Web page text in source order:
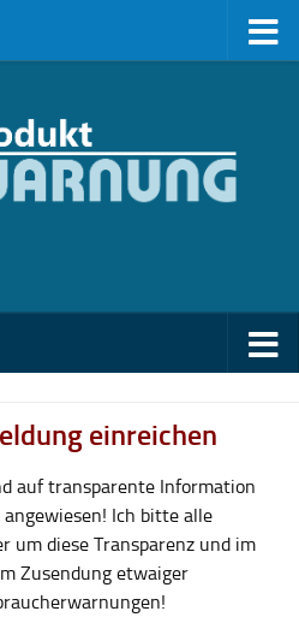
einreichen
auf transparente Information
Ich bitte alle
um diese Transparenz und im
Zusendung etwaiger